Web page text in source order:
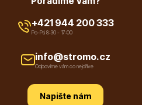
+421 944 200 333
Po-Pá 8:30 - 17:00
info@stromo.cz
Odpovíme vám co nejdříve
Napište nám